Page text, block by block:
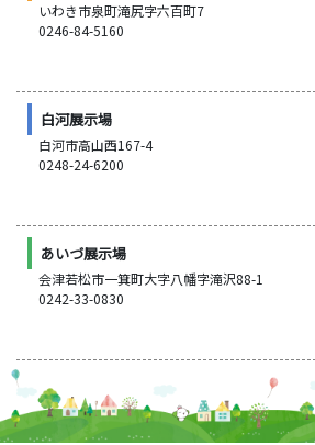
いわき市泉町滝尻字六百町7
0246-84-5160
白河展示場
白河市高山西167-4
0248-24-6200
あいづ展示場
会津若松市一箕町大字八幡字滝沢88-1
0242-33-0830